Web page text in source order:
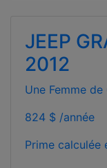
JEEP
2012
Une Femme de
824 $ /année
Prime calculée